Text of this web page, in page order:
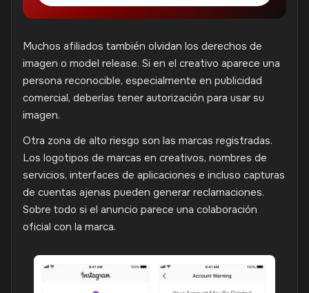
Muchos afiliados también olvidan los derechos de
imagen o model release. Si en el creativo aparece una
persona reconocible, especialmente en publicidad
comercial, deberías tener autorización para usar su
imagen.
Otra zona de alto riesgo son las marcas registradas.
Los logotipos de marcas en creativos, nombres de
servicios, interfaces de aplicaciones e incluso capturas
de cuentas ajenas pueden generar reclamaciones.
Sobre todo si el anuncio parece una colaboración
oficial con la marca.